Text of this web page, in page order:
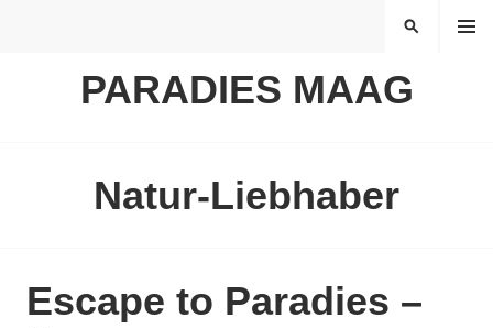
PARADIES MAAG
MENÜ
SUCHEN
Natur-Liebhaber
Escape to Paradies –